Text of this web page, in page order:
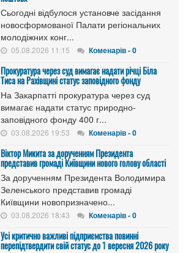
Сьогодні відбулося установче засідання
новосформованої Палати регіональних
молодіжних конг...
05.08.2026 11:15 Коменарів - 0
Прокуратура через суд вимагає надати річці Біла
Тиса на Рахівщині статус заповідного фонду
На Закарпатті прокуратура через суд
вимагає надати статус природно-
заповідного фонду 400 г...
03.08.2026 19:53 Коменарів - 0
Віктор Микита за дорученням Президента
представив громаді Київщини нового голову області
За дорученням Президента Володимира
Зеленського представив громаді
Київщини новопризначено...
03.08.2026 18:43 Коменарів - 0
Усі критично важливі підприємства повинні
перепідтвердити свій статус до 1 вересня 2026 року